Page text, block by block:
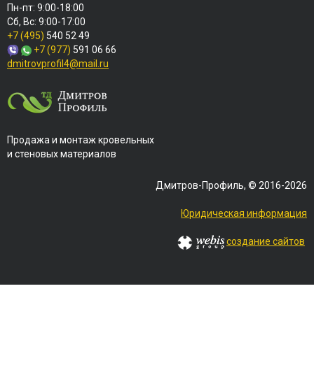
Пн-пт: 9:00-18:00
Сб, Вс: 9:00-17:00
+7 (495) 540 52 49
+7 (977) 591 06 66
dmitrovprofil4@mail.ru
Продажа и монтаж кровельных
и стеновых материалов
Дмитров-Профиль, © 2016-2026
Юридическая информация
создание сайтов